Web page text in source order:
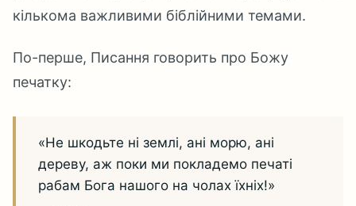
кількома важливими біблійними темами.
По-перше, Писання говорить про Божу
печатку:
«Не шкодьте ні землі, ані морю, ані
дереву, аж поки ми покладемо печаті
рабам Бога нашого на чолах їхніх!»